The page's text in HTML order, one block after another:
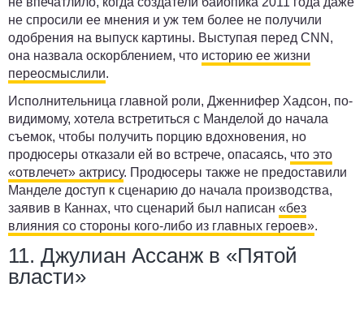
не спросили ее мнения и уж тем более не получили
одобрения на выпуск картины. Выступая перед CNN,
она назвала оскорблением, что историю ее жизни
переосмыслили.
Исполнительница главной роли, Дженнифер Хадсон, по-
видимому, хотела встретиться с Манделой до начала
съемок, чтобы получить порцию вдохновения, но
продюсеры отказали ей во встрече, опасаясь, что это
«отвлечет» актрису. Продюсеры также не предоставили
Манделе доступ к сценарию до начала производства,
заявив в Каннах, что сценарий был написан «без
влияния со стороны кого-либо из главных героев».
11. Джулиан Ассанж в «Пятой
власти»